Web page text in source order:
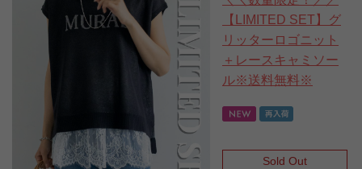
【LIMITED SET】グ
リッターロゴニット
＋レースキャミソー
ル※送料無料※
Sold Out